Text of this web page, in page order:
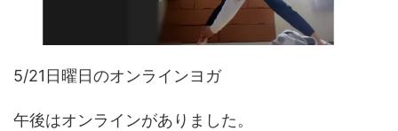
5/21日曜日のオンラインヨガ
午後はオンラインがありました。